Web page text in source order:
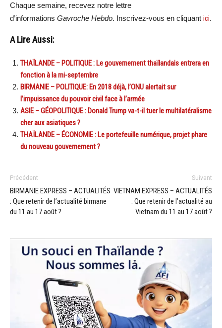
Chaque semaine, recevez notre lettre
d’informations Gavroche Hebdo. Inscrivez-vous en cliquant ici.
A Lire Aussi:
THAÏLANDE – POLITIQUE : Le gouvernement thaïlandais entrera en
fonction à la mi-septembre
BIRMANIE – POLITIQUE: En 2018 déjà, l’ONU alertait sur
l’impuissance du pouvoir civil face à l’armée
ASIE – GÉOPOLITIQUE : Donald Trump va-t-il tuer le multilatéralisme
cher aux asiatiques ?
THAÏLANDE – ÉCONOMIE : Le portefeuille numérique, projet phare
du nouveau gouvernement ?
Précédent
BIRMANIE EXPRESS – ACTUALITÉS
: Que retenir de l’actualité birmane
du 11 au 17 août ?
Suivant
VIETNAM EXPRESS – ACTUALITÉS
: Que retenir de l’actualité au
Vietnam du 11 au 17 août ?